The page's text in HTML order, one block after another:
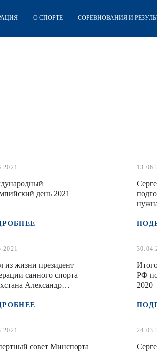
О СПОРТЕ СОРЕВНОВАНИЯ И
день 2021
из жизни президент
санного спорта
Александр
РФ
2020
совет Минспорта